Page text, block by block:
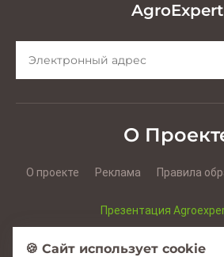
AgroExpert
О
О проекте Реклама Правила
Презентация
🍪 Сайт использует cookie